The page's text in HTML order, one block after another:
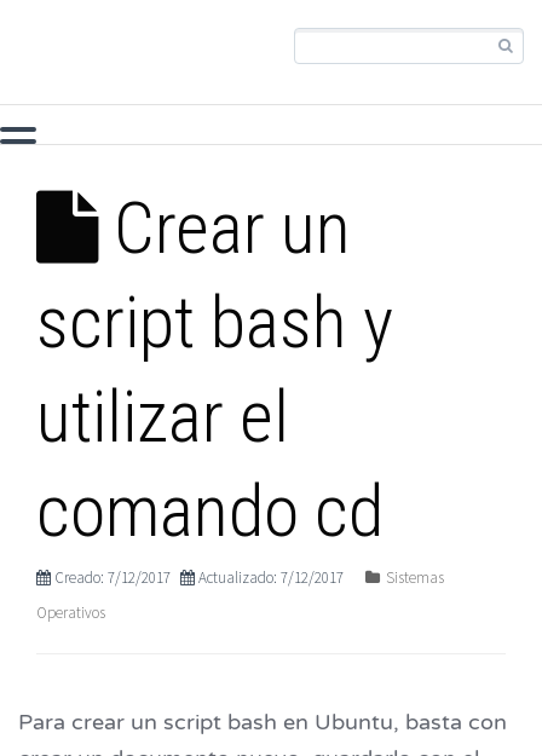
Crear un
script bash y
utilizar el
comando cd
Creado: 7/12/2017 Actualizado: 7/12/2017
Sistemas
Operativos
Para crear un script bash en Ubuntu, basta con